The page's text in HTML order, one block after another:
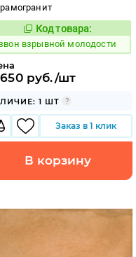
454929
Код товара:
взрывной молодости
руб./шт
1 ШТ
Заказ в 1 клик
В корзину